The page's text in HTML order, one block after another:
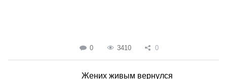
0 3410 0
Жених живым вернулся